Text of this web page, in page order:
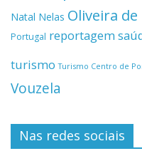
Natal Nelas Oliveira de
Portugal reportagem
turismo Turismo Centro de
Vouzela
Nas redes sociais